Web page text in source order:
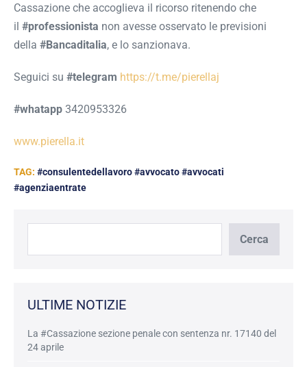
Cassazione che accoglieva il ricorso ritenendo che
il #professionista non avesse osservato le previsioni
della #Bancaditalia, e lo sanzionava.
Seguici su #telegram https://t.me/pierellaj
#whatapp 3420953326
www.pierella.it
TAG: #consulentedellavoro #avvocato #avvocati
#agenziaentrate
Cerca
ULTIME NOTIZIE
La #Cassazione sezione penale con sentenza nr. 17140 del
24 aprile